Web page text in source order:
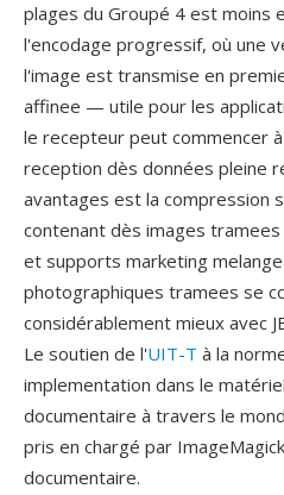
plages du Groupé 4 est moins
l'encodage progressif, où une
l'image est transmise en
affinee — utile pour les
le recepteur peut commencer
reception dès données pleine
avantages est la compression
contenant dès images tramees
et supports marketing
photographiques tramees se
considérablement mieux avec
Le soutien de l'UIT-T à la
implementation dans le
documentaire à travers le
pris en chargé par
documentaire.